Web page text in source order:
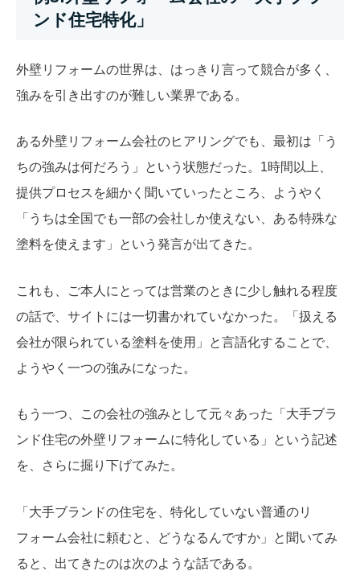
ンド住宅特化」
外壁リフォームの世界は、はっきり言って競合が多く、
強みを引き出すのが難しい業界である。
ある外壁リフォーム会社のヒアリングでも、最初は「う
ちの強みは何だろう」という状態だった。1時間以上、
提供プロセスを細かく聞いていったところ、ようやく
「うちは全国でも一部の会社しか使えない、ある特殊な
塗料を使えます」という発言が出てきた。
これも、ご本人にとっては営業のときに少し触れる程度
の話で、サイトには一切書かれていなかった。「扱える
会社が限られている塗料を使用」と言語化することで、
ようやく一つの強みになった。
もう一つ、この会社の強みとして元々あった「大手ブラ
ンド住宅の外壁リフォームに特化している」という記述
を、さらに掘り下げてみた。
「大手ブランドの住宅を、特化していない普通のリ
フォーム会社に頼むと、どうなるんですか」と聞いてみ
ると、出てきたのは次のような話である。